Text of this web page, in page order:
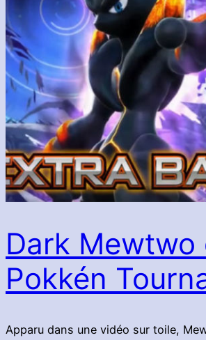
Dark Mewtwo
Pokkén
Apparu dans une vidéo sur toile,